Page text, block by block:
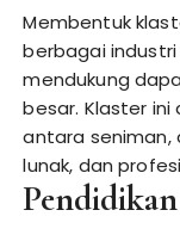
Membentuk
berbagai
mendukung
besar. Klaster
antara seniman,
lunak, dan